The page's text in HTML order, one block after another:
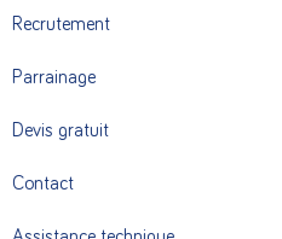
Recrutement
Parrainage
Devis gratuit
Contact